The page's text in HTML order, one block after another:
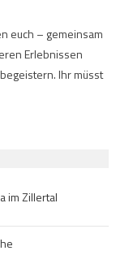
euch – gemeinsam
Erlebnissen
Ihr müsst
im Zillertal